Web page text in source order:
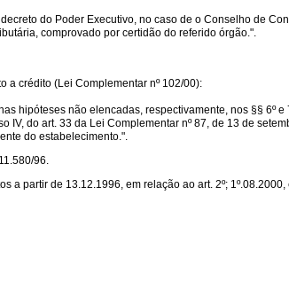
do Poder Executivo, no caso de o Conselho de
comprovado por certidão do referido órgão.".
a crédito (Lei Complementar nº 102/00):
hipóteses não elencadas, respectivamente, nos §§ 6º
IV, do art. 33 da Lei Complementar nº 87, de 13 de
do estabelecimento.".
96.
partir de 13.12.1996, em relação ao art. 2º;